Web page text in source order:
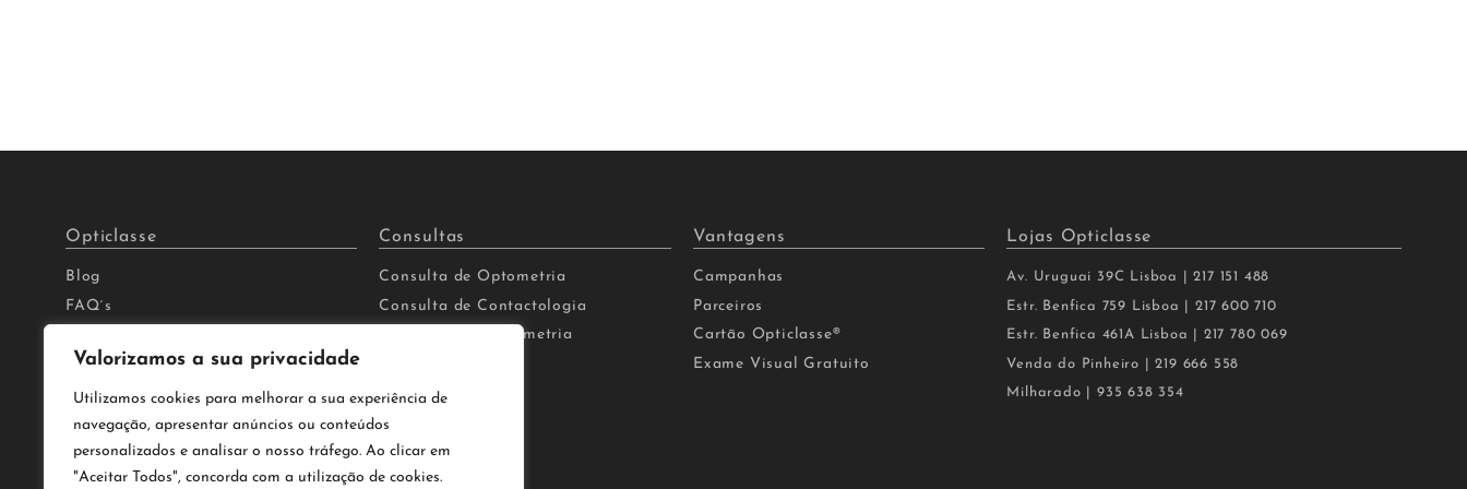
Valorizamos a sua privacidade
Utilizamos cookies para melhorar a sua experiência de
navegação, apresentar anúncios ou conteúdos
personalizados e analisar o nosso tráfego. Ao clicar em
"Aceitar Todos", concorda com a utilização de cookies.
Opticlasse
Blog
FAQ´s
Avisos Legais
Livro de Reclamações
Consultas
Consulta de Optometria
Consulta de Contactologia
Consulta de Audiometria
Vantagens
Campanhas
Parceiros
Cartão Opticlasse®
Exame Visual Gratuito
Lojas Opticlasse
Av. Uruguai 39C Lisboa | 217 151 488
Estr. Benfica 759 Lisboa | 217 600 710
Estr. Benfica 461A Lisboa | 217 780 069
Venda do Pinheiro | 219 666 558
Milharado | 935 638 354